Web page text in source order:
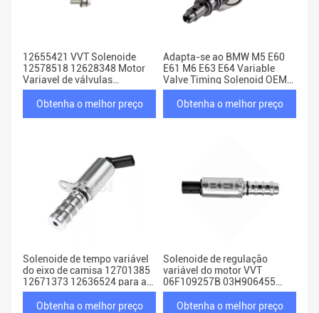
12655421 VVT Solenoide
12578518 12628348 Motor
Variavel de válvulas
Solenoide de tempo
Obtenha o melhor preço
Adapta-se ao BMW M5 E60
E61 M6 E63 E64 Variable
Valve Timing Solenoid OEM
11367841072
Obtenha o melhor preço
Solenoide de tempo variável
do eixo de camisa 12701385
12671373 12636524 para a
OPEL
Obtenha o melhor preço
Solenoide de regulação
variável do motor VVT
06F109257B 03H906455
Para VW AUDI
Obtenha o melhor preço